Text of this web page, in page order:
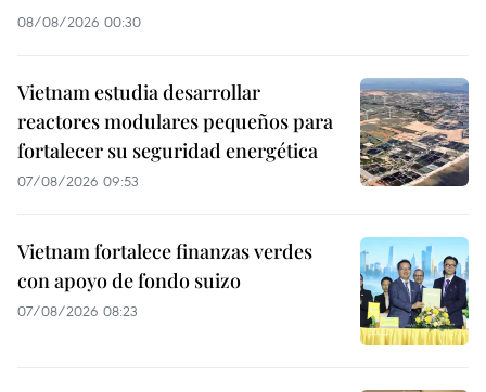
08/08/2026 00:30
Vietnam estudia desarrollar
reactores modulares pequeños para
fortalecer su seguridad energética
07/08/2026 09:53
Vietnam fortalece finanzas verdes
con apoyo de fondo suizo
07/08/2026 08:23